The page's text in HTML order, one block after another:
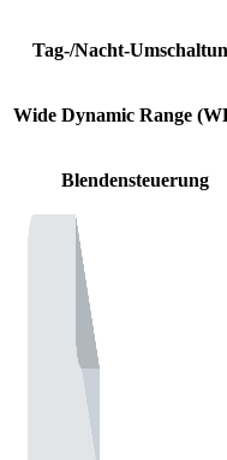
Tag-/Nacht-
Wide Dynamic Range
Blendensteuerung